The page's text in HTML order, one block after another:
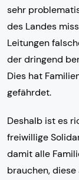
sehr
des Landes
Leitungen
der dringend
Dies hat
gefährdet.
Deshalb ist es
freiwillige
damit alle
brauchen, diese